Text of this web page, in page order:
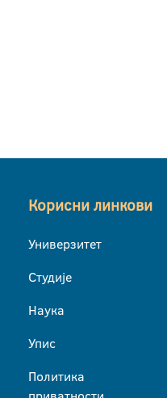
Корисни линкови
Универзитет
Студије
Наука
Упис
Политика